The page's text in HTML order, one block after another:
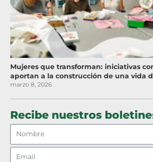
Mujeres que transforman: iniciativas
aportan a la construcción de una vida
marzo 8, 2026
Recibe nuestros